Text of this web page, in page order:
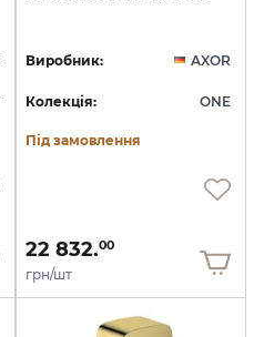
Виробник: AXOR
Колекція: ONE
Під замовлення
22 832.00
грн/шт